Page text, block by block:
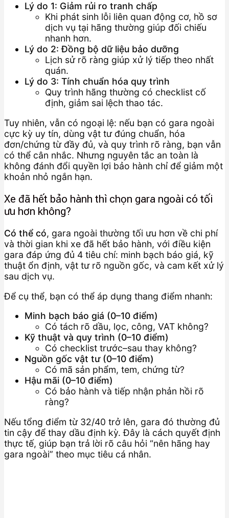
Lý do 1: Giảm rủi ro tranh chấp
Khi phát sinh lỗi liên quan động cơ, hồ sơ
dịch vụ tại hãng thường giúp đối chiếu
nhanh hơn.
Lý do 2: Đồng bộ dữ liệu bảo dưỡng
Lịch sử rõ ràng giúp xử lý tiếp theo nhất
quán.
Lý do 3: Tính chuẩn hóa quy trình
Quy trình hãng thường có checklist cố
định, giảm sai lệch thao tác.
Tuy nhiên, vẫn có ngoại lệ: nếu bạn có gara ngoài
cực kỳ uy tín, dùng vật tư đúng chuẩn, hóa
đơn/chứng từ đầy đủ, và quy trình rõ ràng, bạn vẫn
có thể cân nhắc. Nhưng nguyên tắc an toàn là
không đánh đổi quyền lợi bảo hành chỉ để giảm một
khoản nhỏ ngắn hạn.
Xe đã hết bảo hành thì chọn gara ngoài có tối
ưu hơn không?
Có thể có, gara ngoài thường tối ưu hơn về chi phí
và thời gian khi xe đã hết bảo hành, với điều kiện
gara đáp ứng đủ 4 tiêu chí: minh bạch báo giá, kỹ
thuật ổn định, vật tư rõ nguồn gốc, và cam kết xử lý
sau dịch vụ.
Để cụ thể, bạn có thể áp dụng thang điểm nhanh:
Minh bạch báo giá (0–10 điểm)
Có tách rõ dầu, lọc, công, VAT không?
Kỹ thuật và quy trình (0–10 điểm)
Có checklist trước–sau thay không?
Nguồn gốc vật tư (0–10 điểm)
Có mã sản phẩm, tem, chứng từ?
Hậu mãi (0–10 điểm)
Có bảo hành và tiếp nhận phản hồi rõ
ràng?
Nếu tổng điểm từ 32/40 trở lên, gara đó thường đủ
tin cậy để thay dầu định kỳ. Đây là cách quyết định
thực tế, giúp bạn trả lời rõ câu hỏi “nên hãng hay
gara ngoài” theo mục tiêu cá nhân.